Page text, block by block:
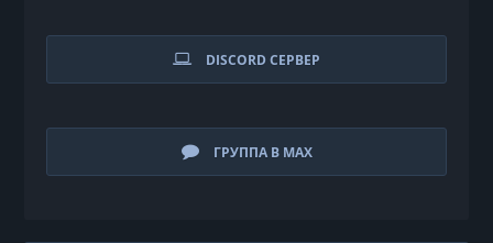
DISCORD СЕРВЕР
ГРУППА В MAX